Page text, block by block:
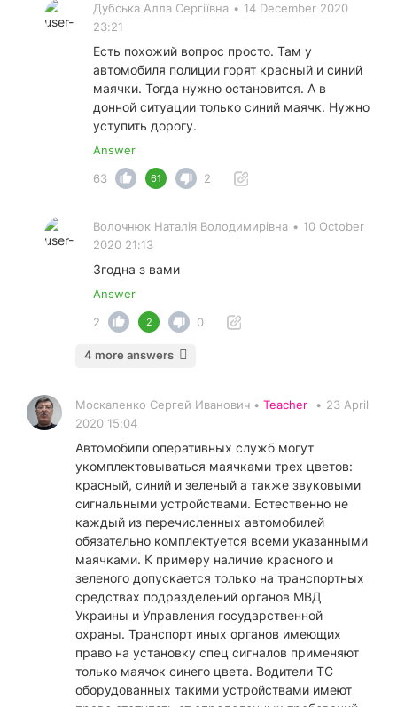
Дубська Алла Сергіївна • 14 December 2020
23:21
Есть похожий вопрос просто. Там у
автомобиля полиции горят красный и синий
маячки. Тогда нужно остановится. А в
донной ситуации только синий маячк. Нужно
уступить дорогу.
Answer
63
61 2
Волочнюк Наталія Володимирівна • 10 October
2020 21:13
Згодна з вами
Answer
2
2 0
4 more answers
Москаленко Сергей Иванович • Teacher • 23 April
2020 15:04
Автомобили оперативных служб могут
укомплектовываться маячками трех цветов:
красный, синий и зеленый а также звуковыми
сигнальными устройствами. Естественно не
каждый из перечисленных автомобилей
обязательно комплектуется всеми указанными
маячками. К примеру наличие красного и
зеленого допускается только на транспортных
средствах подразделений органов МВД
Украины и Управления государственной
охраны. Транспорт иных органов имеющих
право на установку спец сигналов применяют
только маячок синего цвета. Водители ТС
оборудованных такими устройствами имеют